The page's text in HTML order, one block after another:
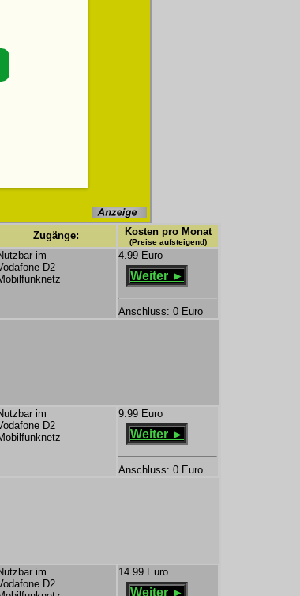
Zugänge: Kosten pro Monat
(Preise aufsteigend)
im
D2
4.99 Euro
Weiter ►
Anschluss: 0 Euro
im
D2
9.99 Euro
Weiter ►
Anschluss: 0 Euro
im
D2
14.99 Euro
Weiter ►